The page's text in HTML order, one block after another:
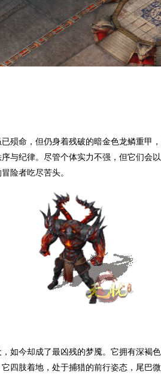
命，但仍身着残破的暗金色龙鳞重甲
与纪律。尽管个体实力不强，但它们会
险者吃尽苦头。
今却成了最凶残的梦魇。它拥有深褐
四肢着地，处于捕猎的前行姿态，尾巴